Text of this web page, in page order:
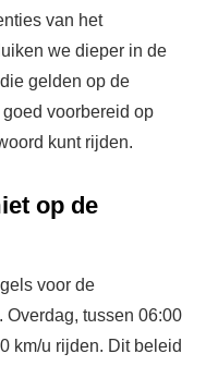
van het
we dieper in de
gelden op de
voorbereid op
kunt rijden.
op de
voor de
tussen 06:00
km/u rijden. Dit beleid